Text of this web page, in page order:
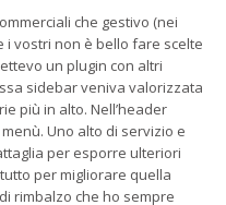
che gestivo (nei
i vostri non è bello fare scelte
un plugin con altri
sidebar veniva valorizzata
più in alto. Nell’header
Uno alto di servizio e
per esporre ulteriori
per migliorare quella
rimbalzo che ho sempre